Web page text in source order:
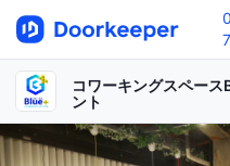
コワーキングスペー
ント